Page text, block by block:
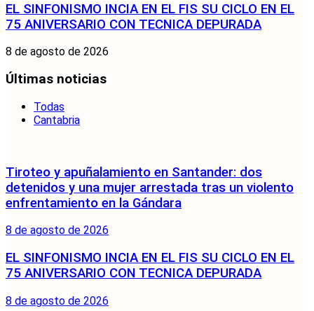
EL SINFONISMO INCIA EN EL FIS SU CICLO EN EL
75 ANIVERSARIO CON TECNICA DEPURADA
8 de agosto de 2026
Últimas noticias
Todas
Cantabria
Tiroteo y apuñalamiento en Santander: dos
detenidos y una mujer arrestada tras un violento
enfrentamiento en la Gándara
8 de agosto de 2026
EL SINFONISMO INCIA EN EL FIS SU CICLO EN EL
75 ANIVERSARIO CON TECNICA DEPURADA
8 de agosto de 2026